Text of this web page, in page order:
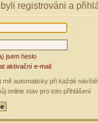
registrováni a
jsem heslo
aktivační e-mail
mě automaticky při každé
online stav pro toto přihlášení